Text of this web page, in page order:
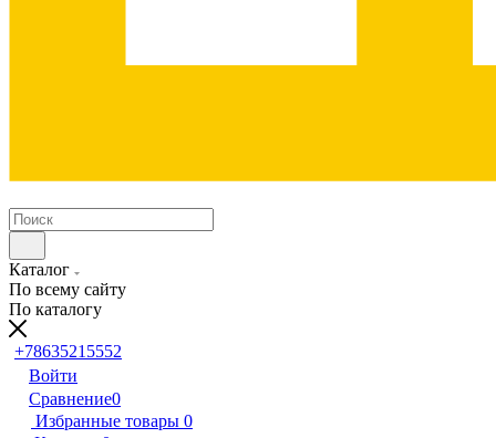
Каталог
По всему сайту
По каталогу
+78635215552
Войти
Сравнение0
Избранные товары 0